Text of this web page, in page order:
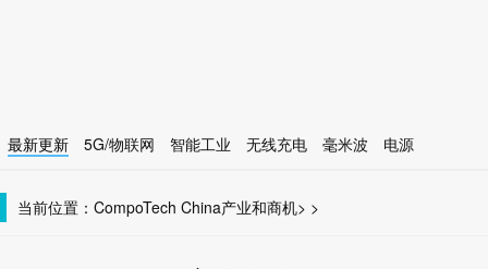
最新更新 5G/物联网 智能工业 无线充电 毫米波
电源
当前位置： CompoTech China >
产业和商机 >